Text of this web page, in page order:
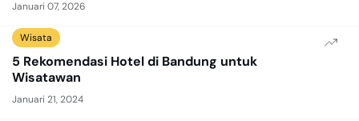
Januari 07, 2026
Wisata
5 Rekomendasi Hotel di Bandung untuk
Wisatawan
Januari 21, 2024